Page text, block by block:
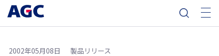
2002年05月08日 製品リリース